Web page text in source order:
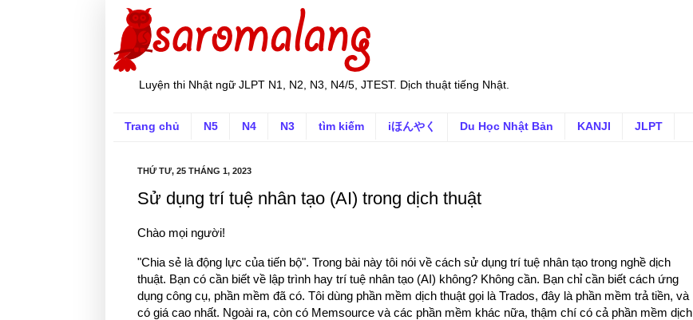
Luyện thi Nhật ngữ JLPT N1, N2, N3, N4/5, JTEST. Dịch thuật tiếng Nhật.
Trang chủ N5 N4 N3 tìm kiếm iほんやく Du Học Nhật Bản KANJI JLPT
THỨ TƯ, 25 THÁNG 1, 2023
Sử dụng trí tuệ nhân tạo (AI) trong dịch thuật
Chào mọi người!
"Chia sẻ là động lực của tiến bộ". Trong bài này tôi nói về cách sử dụng trí tuệ nhân tạo trong nghề dịch
thuật. Bạn có cần biết về lập trình hay trí tuệ nhân tạo (AI) không? Không cần. Bạn chỉ cần biết cách ứng
dụng công cụ, phần mềm đã có. Tôi dùng phần mềm dịch thuật gọi là Trados, đây là phần mềm trả tiền, và
có giá cao nhất. Ngoài ra, còn có Memsource và các phần mềm khác nữa, thậm chí có cả phần mềm dịch